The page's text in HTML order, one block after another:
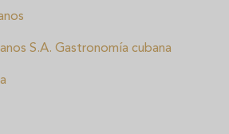
S.A. Gastronomía cubana